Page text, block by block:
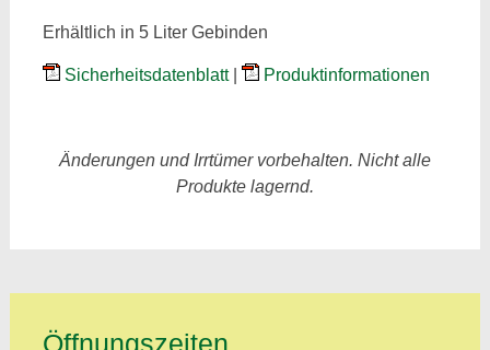
Erhältlich in 5 Liter Gebinden
Sicherheitsdatenblatt| Produktinformationen
Änderungen und Irrtümer vorbehalten. Nicht alle
Produkte lagernd.
Öffnungszeiten